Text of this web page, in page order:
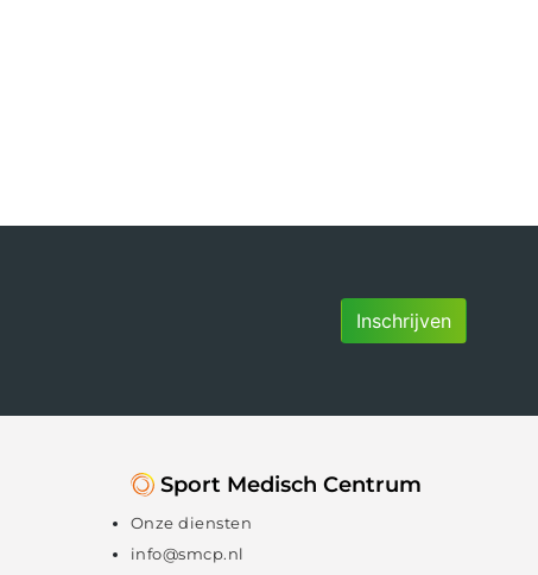
Inschrijven
Sport Medisch Centrum
Onze diensten
info@smcp.nl